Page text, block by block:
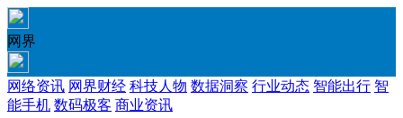
网界
网络资讯 网界财经 科技人物 数据洞察 行业动态 智能出行 智
能手机 数码极客 商业资讯